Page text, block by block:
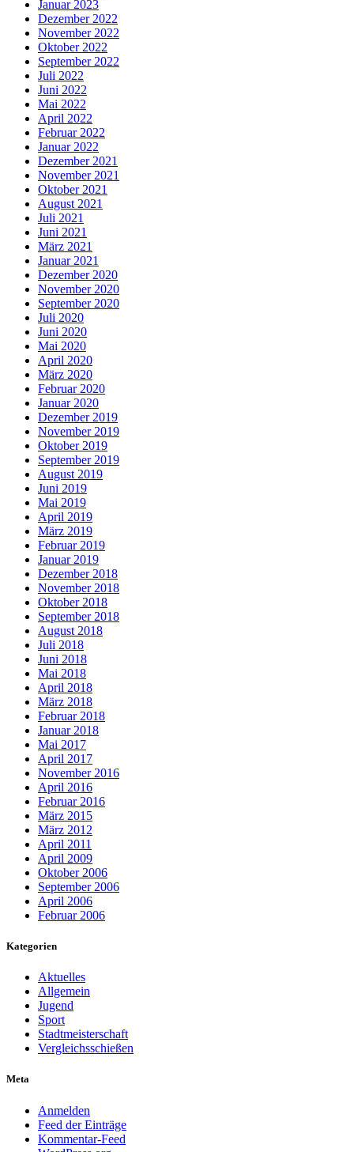
Januar 2023
Dezember 2022
November 2022
Oktober 2022
September 2022
Juli 2022
Juni 2022
Mai 2022
April 2022
Februar 2022
Januar 2022
Dezember 2021
November 2021
Oktober 2021
August 2021
Juli 2021
Juni 2021
März 2021
Januar 2021
Dezember 2020
November 2020
September 2020
Juli 2020
Juni 2020
Mai 2020
April 2020
März 2020
Februar 2020
Januar 2020
Dezember 2019
November 2019
Oktober 2019
September 2019
August 2019
Juni 2019
Mai 2019
April 2019
März 2019
Februar 2019
Januar 2019
Dezember 2018
November 2018
Oktober 2018
September 2018
August 2018
Juli 2018
Juni 2018
Mai 2018
April 2018
März 2018
Februar 2018
Januar 2018
Mai 2017
April 2017
November 2016
April 2016
Februar 2016
März 2015
März 2012
April 2011
April 2009
Oktober 2006
September 2006
April 2006
Februar 2006
Kategorien
Aktuelles
Allgemein
Jugend
Sport
Stadtmeisterschaft
Vergleichsschießen
Meta
Anmelden
Feed der Einträge
Kommentar-Feed